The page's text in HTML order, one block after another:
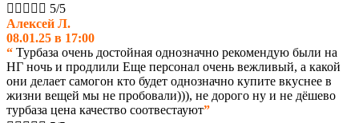
     5/5
Алексей Л.
08.01.25 в 17:00
“ Турбаза очень достойная однозначно рекомендую были на
НГ ночь и продлили Еще персонал очень вежливый, а какой
они делает самогон кто будет однозначно купите вкуснее в
жизни вещей мы не пробовали))), не дорого ну и не дёшево
турбаза цена качество соотвестауют”